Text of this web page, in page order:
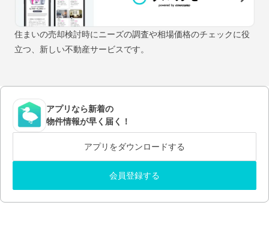
住まいの売却検討時にニーズの調査や相場価格のチェックに役
立つ、新しい不動産サービスです。
アプリなら新着の
物件情報が早く届く！
アプリをダウンロードする
会員登録する